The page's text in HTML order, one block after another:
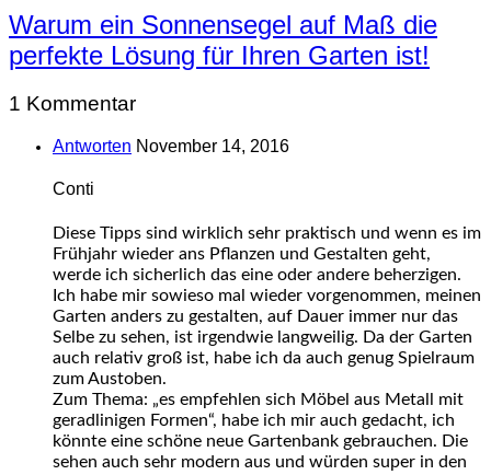
Warum ein Sonnensegel auf Maß die
perfekte Lösung für Ihren Garten ist!
1 Kommentar
Antworten November 14, 2016
Conti
Diese Tipps sind wirklich sehr praktisch und wenn es im
Frühjahr wieder ans Pflanzen und Gestalten geht,
werde ich sicherlich das eine oder andere beherzigen.
Ich habe mir sowieso mal wieder vorgenommen, meinen
Garten anders zu gestalten, auf Dauer immer nur das
Selbe zu sehen, ist irgendwie langweilig. Da der Garten
auch relativ groß ist, habe ich da auch genug Spielraum
zum Austoben.
Zum Thema: „es empfehlen sich Möbel aus Metall mit
geradlinigen Formen“, habe ich mir auch gedacht, ich
könnte eine schöne neue Gartenbank gebrauchen. Die
sehen auch sehr modern aus und würden super in den